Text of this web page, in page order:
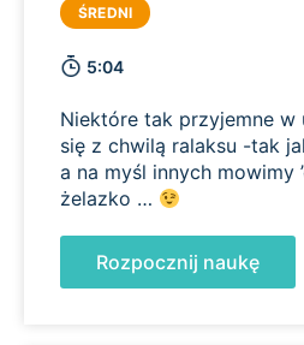
5:04
Niektóre tak przyjemne w
się z chwilą ralaksu -tak
a na myśl innych mowimy
żelazko …
Rozpocznij naukę